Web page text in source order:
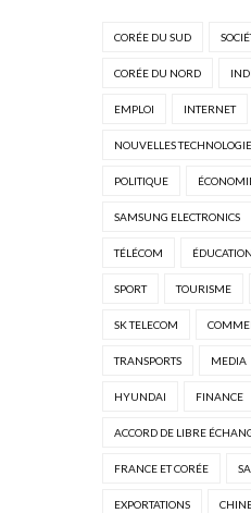
CORÉE DU SUD
CORÉE DU NORD
EMPLOI INTERNET
NOUVELLES
POLITIQUE
SAMSUNG ELECTRONICS
TÉLÉCOM ÉDUCATION
SPORT TOURISME
SK TELECOM
TRANSPORTS MEDIA
HYUNDAI FINANCE
ACCORD DE LIBRE
FRANCE ET CORÉE
EXPORTATIONS